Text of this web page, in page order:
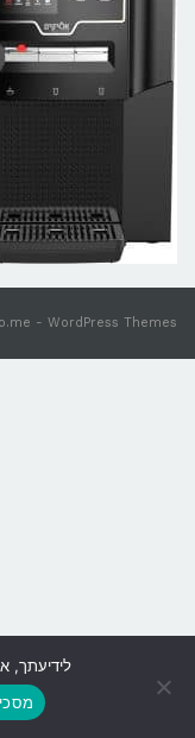
- WordPress Themes
גלילה
לראש
לידיעתך,